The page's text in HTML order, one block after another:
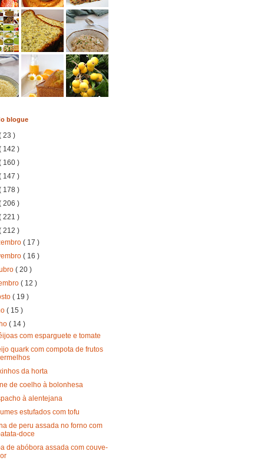
blogue
23 )
142 )
160 )
147 )
178 )
206 )
221 )
212 )
( 17 )
( 16 )
( 20 )
( 12 )
( 19 )
( 15 )
( 14 )
com esparguete e tomate
quark com compota de frutos
da horta
de coelho à bolonhesa
à alentejana
estufados com tofu
de peru assada no forno com
doce
de abóbora assada com couve-